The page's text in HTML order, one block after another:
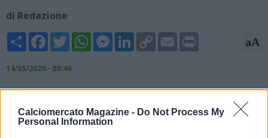
Calciomercato Magazine - Do Not Process My
Personal Information
di Redazione
Share FacebookTwitterWhatsAppMessengerLinkedInCopy
Link
Email aA
14/05/2026 - 08:46
Secondo il Corriere dello Sport, sarebbero già pronte le prime
operazioni di mercato del Napoli. Su Anan Khalaili, terzino
destro dell’Union Saint-Gilloise, protagonista in Champions, ci